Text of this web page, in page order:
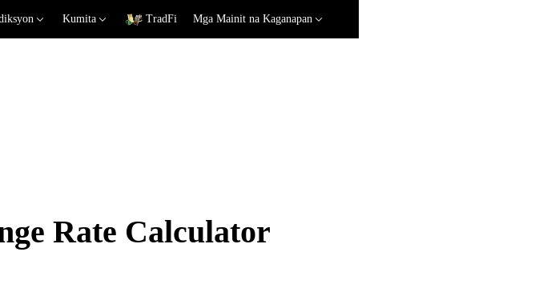
Kumita TradFi Mga Mainit na Kaganapan
Rate Calculator